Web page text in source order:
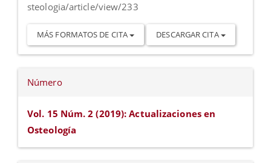
steologia/article/view/233
MÁS FORMATOS DE CITA DESCARGAR CITA
Número
Vol. 15 Núm. 2 (2019): Actualizaciones en
Osteología